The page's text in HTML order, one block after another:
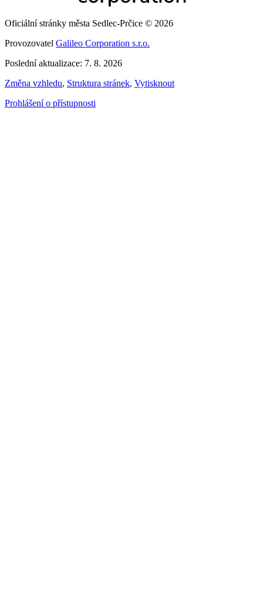
Oficiální stránky města Sedlec-Prčice © 2026
Provozovatel Galileo Corporation s.r.o.
Poslední aktualizace: 7. 8. 2026
Změna vzhledu, Struktura stránek, Vytisknout
Prohlášení o přístupnosti